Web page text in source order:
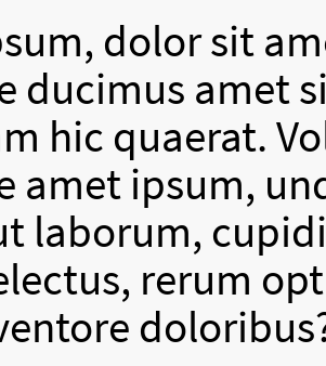
dolor sit
ducimus amet
hic quaerat.
amet ipsum,
laborum,
rerum